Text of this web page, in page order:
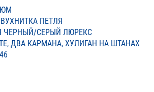
ПЕТЛЯ
ЧЕРНЫЙ/СЕРЫЙ ЛЮРЕКС
ДВА КАРМАНА, ХУЛИГАН НА ШТАНАХ